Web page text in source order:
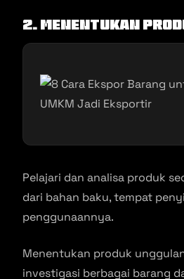
2. Menentukan
Pelajari dan analisa produk
dari bahan baku, tempat
penggunaannya.
Menentukan produk
investigasi berbagai barang